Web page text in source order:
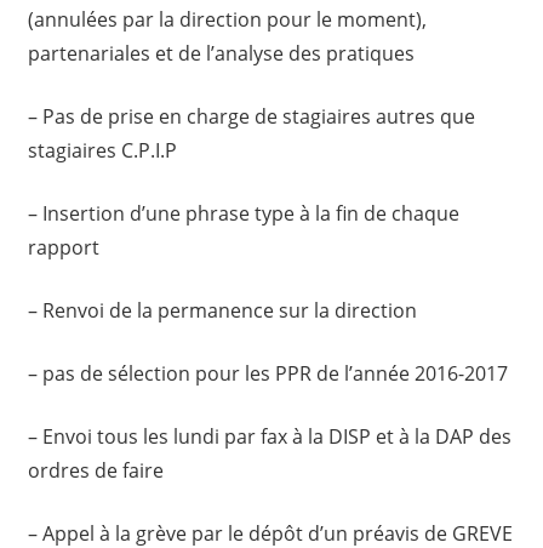
(annulées par la direction pour le moment),
partenariales et de l’analyse des pratiques
– Pas de prise en charge de stagiaires autres que
stagiaires C.P.I.P
– Insertion d’une phrase type à la fin de chaque
rapport
– Renvoi de la permanence sur la direction
– pas de sélection pour les PPR de l’année 2016-2017
– Envoi tous les lundi par fax à la DISP et à la DAP des
ordres de faire
– Appel à la grève par le dépôt d’un préavis de GREVE